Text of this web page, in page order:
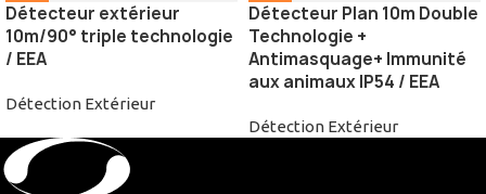
Détecteur extérieur
10m/90° triple technologie
/ EEA
Détection Extérieur
Détecteur Plan 10m Double
Technologie +
Antimasquage+ Immunité
aux animaux IP54 / EEA
Détection Extérieur